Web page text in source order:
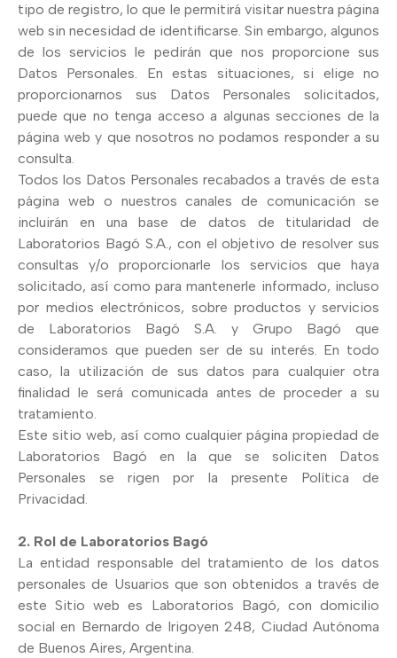
tipo de registro, lo que le permitirá visitar nuestra página
web sin necesidad de identificarse. Sin embargo, algunos
de los servicios le pedirán que nos proporcione sus
Datos Personales. En estas situaciones, si elige no
proporcionarnos sus Datos Personales solicitados,
puede que no tenga acceso a algunas secciones de la
página web y que nosotros no podamos responder a su
consulta.
Todos los Datos Personales recabados a través de esta
página web o nuestros canales de comunicación se
incluirán en una base de datos de titularidad de
Laboratorios Bagó S.A., con el objetivo de resolver sus
consultas y/o proporcionarle los servicios que haya
solicitado, así como para mantenerle informado, incluso
por medios electrónicos, sobre productos y servicios
de Laboratorios Bagó S.A. y Grupo Bagó que
consideramos que pueden ser de su interés. En todo
caso, la utilización de sus datos para cualquier otra
finalidad le será comunicada antes de proceder a su
tratamiento.
Este sitio web, así como cualquier página propiedad de
Laboratorios Bagó en la que se soliciten Datos
Personales se rigen por la presente Política de
Privacidad.
2. Rol de Laboratorios Bagó
La entidad responsable del tratamiento de los datos
personales de Usuarios que son obtenidos a través de
este Sitio web es Laboratorios Bagó, con domicilio
social en Bernardo de Irigoyen 248, Ciudad Autónoma
de Buenos Aires, Argentina.